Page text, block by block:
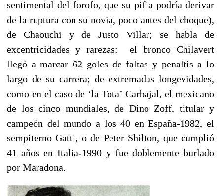
sentimental del forofo, que su pifia podría derivar
de la ruptura con su novia, poco antes del choque),
de Chaouchi y de Justo Villar; se habla de
excentricidades y rarezas: el bronco Chilavert
llegó a marcar 62 goles de faltas y penaltis a lo
largo de su carrera; de extremadas longevidades,
como en el caso de ‘la Tota’ Carbajal, el mexicano
de los cinco mundiales, de Dino Zoff, titular y
campeón del mundo a los 40 en España-1982, el
sempiterno Gatti, o de Peter Shilton, que cumplió
41 años en Italia-1990 y fue doblemente burlado
por Maradona.